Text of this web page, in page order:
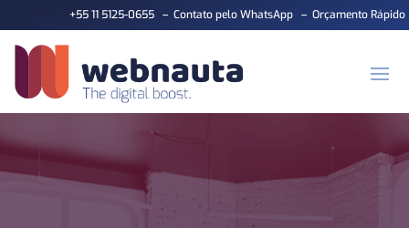
+55 11 5125-0655– Contato pelo WhatsApp– Orçamento Rápido